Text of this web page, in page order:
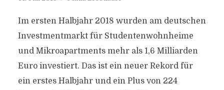
Im ersten Halbjahr 2018 wurden am deutschen
Investmentmarkt für Studentenwohnheime
und Mikroapartments mehr als 1,6 Milliarden
Euro investiert. Das ist ein neuer Rekord für
ein erstes Halbjahr und ein Plus von 224